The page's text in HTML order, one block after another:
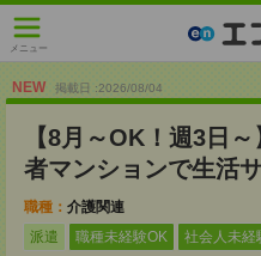
メニュー
NEW 掲載日 :2026/08/04
【8月～OK！週3日
者マンションで生活
職種： 介護関連
派遣
職種未経験OK 社会人未経